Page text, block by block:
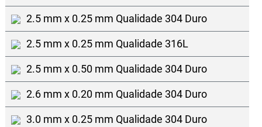
2.5 mm x 0.25 mm Qualidade 304 Duro
2.5 mm x 0.25 mm Qualidade 316L
2.5 mm x 0.50 mm Qualidade 304 Duro
2.6 mm x 0.20 mm Qualidade 304 Duro
3.0 mm x 0.25 mm Qualidade 304 Duro